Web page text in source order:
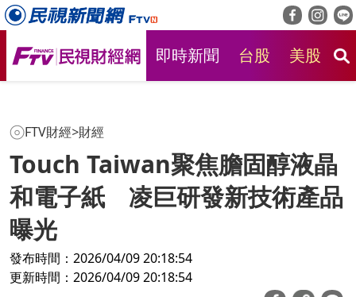
即時新聞 台股 美股
FTV財經>財經
Touch Taiwan聚焦膽固醇液晶
和電子紙 凌巨研發新技術產品
曝光
發布時間：2026/04/09 20:18:54
更新時間：2026/04/09 20:18:54